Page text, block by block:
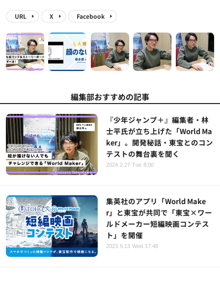
URL X Facebook
編集部おすすめの記事
『少年ジャンプ＋』編集者・林
士平氏が立ち上げた「World Ma
ker」。開発秘話・東宝とのコン
テストの舞台裏を聞く
2024.2.27 Tue 8:00
集英社のアプリ「World Make
r」と東宝が共同で「東宝×ワー
ルドメーカー短編映画コンテス
ト」を開催
2023.9.13 Wed 17:48